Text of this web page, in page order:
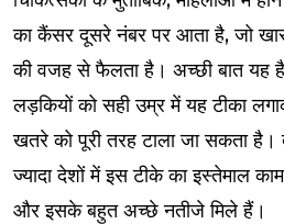
का कैंसर दूसरे नंबर पर आता है, जो
की वजह से फैलता है। अच्छी बात यह
लड़कियों को सही उम्र में यह टीका
खतरे को पूरी तरह टाला जा सकता
ज्यादा देशों में इस टीके का इस्तेमाल
और इसके बहुत अच्छे नतीजे मिले हैं।